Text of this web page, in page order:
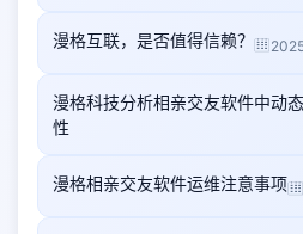
漫格互联，是否值得信赖？
漫格科技分析相亲交友软件中动
性
漫格相亲交友软件运维注意事项